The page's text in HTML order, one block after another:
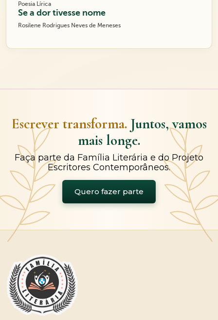
Poesia Lírica
Se a dor tivesse nome
Rosilene Rodrigues Neves de Meneses
Escrever transforma. Juntos, vamos
mais longe.
Faça parte da Família Literária e do Projeto
Escritores Contemporâneos.
Quero fazer parte